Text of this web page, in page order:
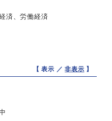
済、労働経済
【 表示 ／非表示 】